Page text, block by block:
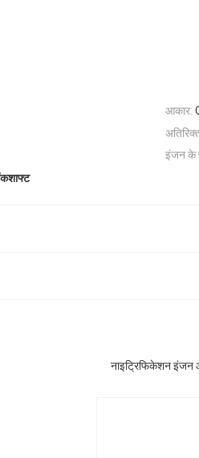
आकार:
इंजन के
नाइट्रिफिकेशन इंजन